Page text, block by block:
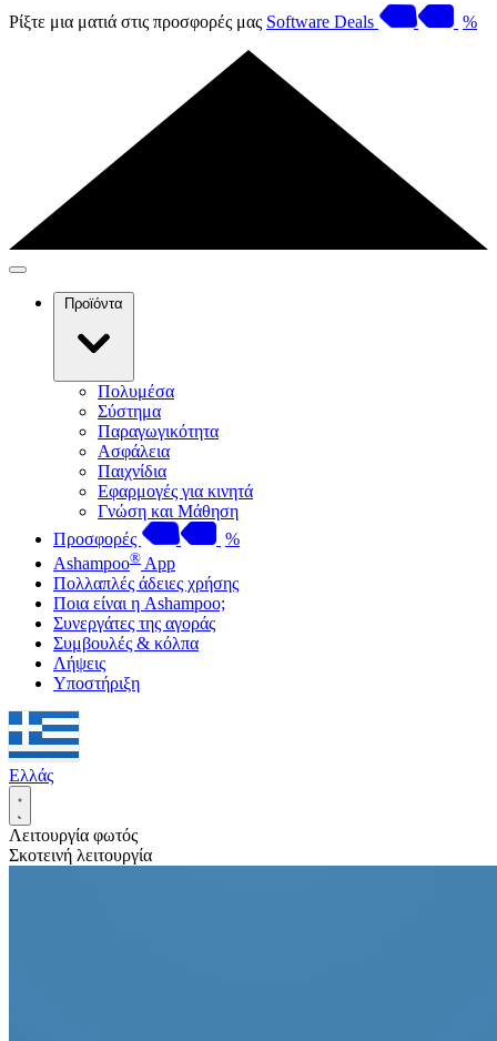
Ρίξτε μια ματιά στις προσφορές μας Software Deals %
Προϊόντα
Πολυμέσα
Σύστημα
Παραγωγικότητα
Ασφάλεια
Παιχνίδια
Εφαρμογές για κινητά
Γνώση και Μάθηση
Προσφορές
%
Ashampoo® App
Πολλαπλές άδειες χρήσης
Ποια είναι η Ashampoo;
Συνεργάτες της αγοράς
Συμβουλές & κόλπα
Λήψεις
Υποστήριξη
Ελλάς
Λειτουργία φωτός
Σκοτεινή λειτουργία